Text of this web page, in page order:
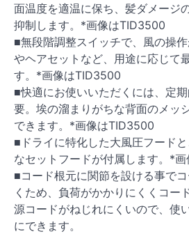
面温度を適温に保ち、髪ダメージ
抑制します。*画像はTID3500
■無段階調整スイッチで、風の操
やヘアセットなど、用途に応じて
す。*画像はTID3500
■快適にお使いいただくには、定
要。埃の溜まりがちな背面のメッ
できます。*画像はTID3500
■ドライに特化した大風圧フード
なセットフードが付属します。*
■コード根元に関節を設ける事で
くため、負荷がかかりにくくコー
源コードがねじれにくいので、使
にできます。